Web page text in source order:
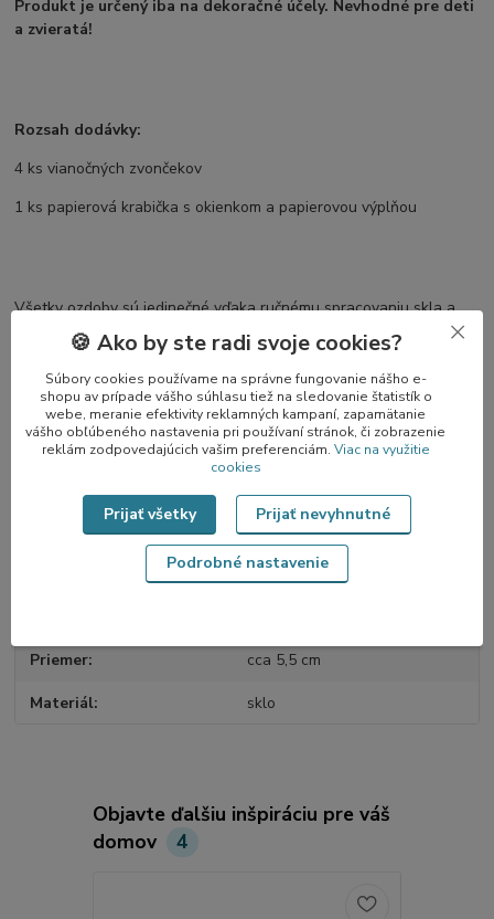
Produkt je určený iba na dekoračné účely. Nevhodné pre deti
a zvieratá!
Rozsah dodávky:
4 ks vianočných zvončekov
1 ks papierová krabička s okienkom a papierovou výplňou
Všetky ozdoby sú jedinečné vďaka ručnému spracovaniu skla a
teda každý kus je unikátny originál.
Pôvod tovaru
Parametre
zvonek
Priemer cca 5,5 cm
Materiál sklo
Objavte ďalšiu inšpiráciu pre váš
domov
4
🍪 Ako by ste radi svoje cookies?
Súbory cookies používame na správne fungovanie nášho e-
shopu av prípade vášho súhlasu tiež na sledovanie štatistík o
webe, meranie efektivity reklamných kampaní, zapamätanie
vášho obľúbeného nastavenia pri používaní stránok, či zobrazenie
reklám zodpovedajúcich vašim preferenciám. Viac na využitie
cookies
Prijať nevyhnutné
Podrobné nastavenie
Prijať všetky